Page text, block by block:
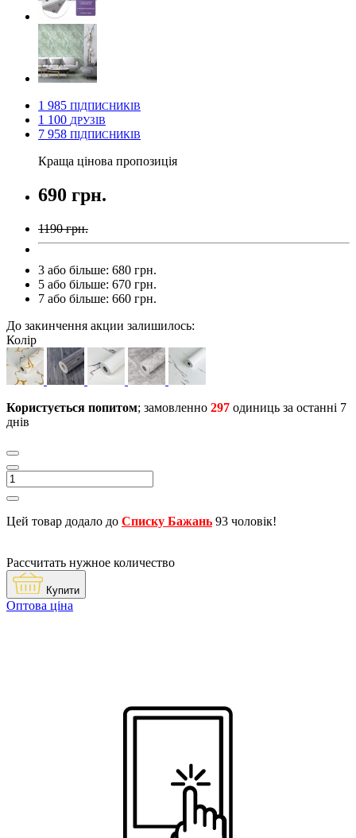
1 985 ПІДПИСНИКІВ
1 100 ДРУЗІВ
7 958 ПІДПИСНИКІВ
Краща цінова пропозиція
690 грн.
1190 грн.
3 або більше: 680 грн.
5 або більше: 670 грн.
7 або більше: 660 грн.
До закинчення акции залишилось:
Колір
Користується попитом; замовленно 297 одиниць за останні 7
днів
Цей товар додало до Списку Бажань 93 чоловік!
Рассчитать нужное количество
Купити
Оптова ціна